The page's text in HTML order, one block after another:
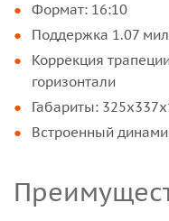
Формат: 16:10
Поддержка 1.07
Коррекция
горизонтали
Габариты:
Встроенный